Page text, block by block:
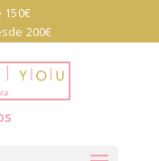
150€
200€